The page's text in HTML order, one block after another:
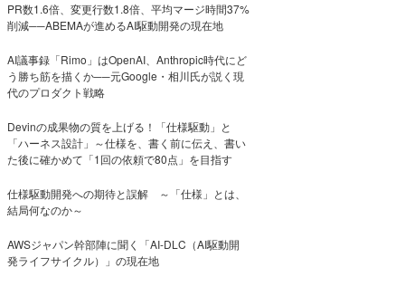
PR数1.6倍、変更行数1.8倍、平均マージ時間37%
削減──ABEMAが進めるAI駆動開発の現在地
AI議事録「Rimo」はOpenAI、Anthropic時代にど
う勝ち筋を描くか──元Google・相川氏が説く現
代のプロダクト戦略
Devinの成果物の質を上げる！「仕様駆動」と
「ハーネス設計」～仕様を、書く前に伝え、書い
た後に確かめて「1回の依頼で80点」を目指す
仕様駆動開発への期待と誤解 ～「仕様」とは、
結局何なのか～
AWSジャパン幹部陣に聞く「AI-DLC（AI駆動開
発ライフサイクル）」の現在地